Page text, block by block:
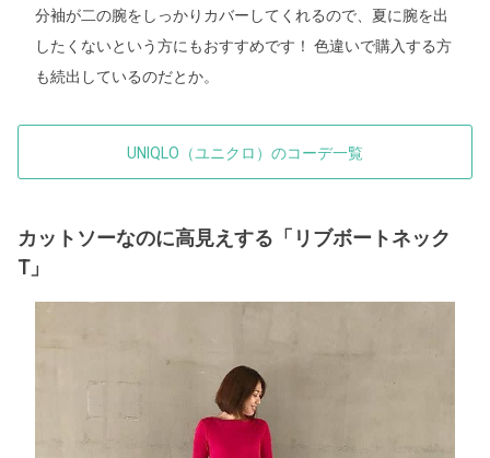
分袖が二の腕をしっかりカバーしてくれるので、夏に腕を出
したくないという方にもおすすめです！ 色違いで購入する方
も続出しているのだとか。
UNIQLO（ユニクロ）のコーデ一覧
カットソーなのに高見えする「リブボートネック
T」